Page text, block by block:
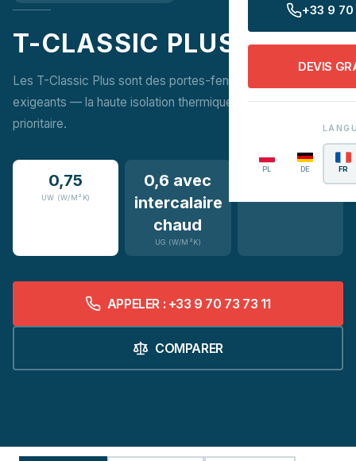
+33 9 70
DEVIS
PL DE FR
T-CLASSIC PLUS
Les T-Classic Plus sont des portes-fenêtres pour clients
exigeants — la haute isolation thermique et acoustique est
prioritaire.
0,75
UW (W/M²K)
0,6 avec
intercalaire
chaud
UG (W/M²K)
APPELER : +33 9 70 73 73 11
COMPARER